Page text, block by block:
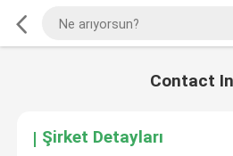
Contact
Şirket Detayları